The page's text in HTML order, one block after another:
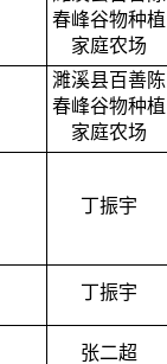
春峰谷物种植
家庭农场
濉溪县百善陈
春峰谷物种植
家庭农场
丁振宇
丁振宇
张二超